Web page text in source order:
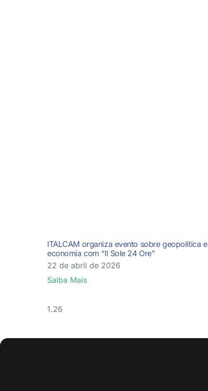
ITALCAM organiza evento sobre geopolítica e
economia com “Il Sole 24 Ore”
22 de abril de 2026
Saiba Mais